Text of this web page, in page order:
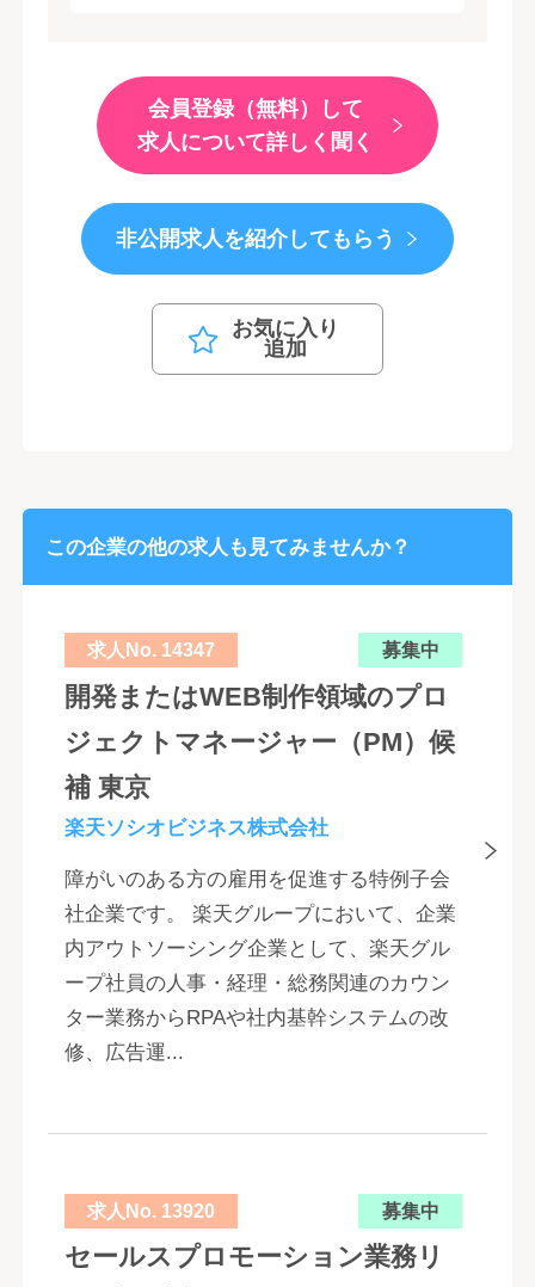
会員登録（無料）して
求人について詳しく聞く
非公開求人を紹介してもらう
お気に入り
追加
この企業の他の求人も見てみませんか？
求人No. 14347 募集中
開発またはWEB制作領域のプロ
ジェクトマネージャー（PM）候
補 東京
楽天ソシオビジネス株式会社
障がいのある方の雇用を促進する特例子会
社企業です。 楽天グループにおいて、企業
内アウトソーシング企業として、楽天グル
ープ社員の人事・経理・総務関連のカウン
ター業務からRPAや社内基幹システムの改
修、広告運...
求人No. 13920 募集中
セールスプロモーション業務リ